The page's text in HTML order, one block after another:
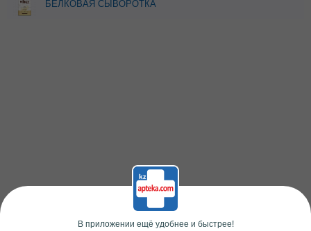
БЕЛКОВАЯ СЫВОРОТКА
В приложении ещё удобнее и быстрее!